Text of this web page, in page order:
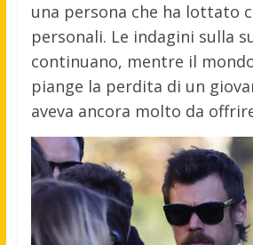
una persona che ha lottato
personali. Le indagini sulla
continuano, mentre il
piange la perdita di un
aveva ancora molto da